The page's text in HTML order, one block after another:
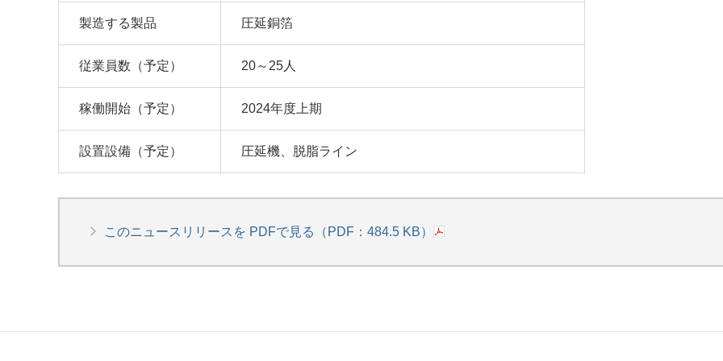
製造する製品 圧延銅箔
従業員数（予定） 20～25人
稼働開始（予定） 2024年度上期
設置設備（予定） 圧延機、脱脂ライン
このニュースリリースを PDFで見る（PDF：484.5 KB）